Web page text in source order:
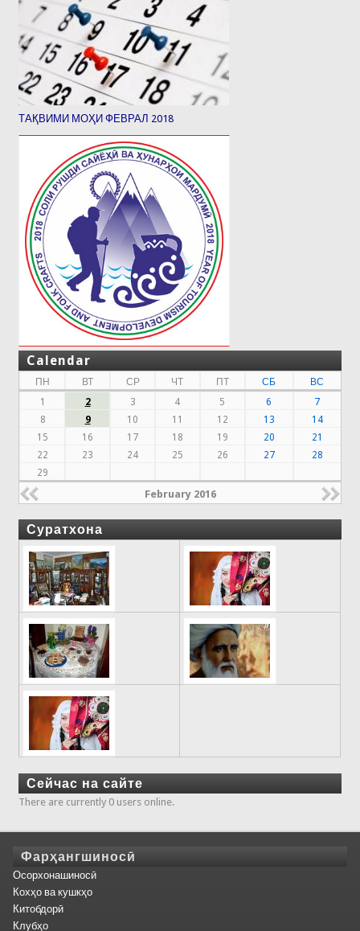
ТАҚВИМИ МОҲИ ФЕВРАЛ 2018
Calendar
ПН ВТ СР ЧТ ПТ СБ
ВС
1
2 3 4 5 6
7
8
9 10 11 12 13
14
15
16 17 18 19 20
21
22
23 24 25 26 27
28
29
February 2016
Суратхона
Сейчас на сайте
There are currently 0 users online.
Фарҳангшиносӣ
Осорхонашиносӣ
Кохҳо ва кушкҳо
Китобдорӣ
Клубҳо